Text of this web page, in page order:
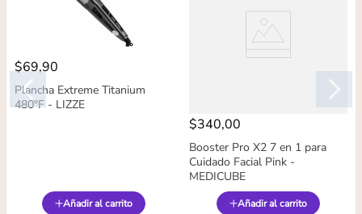
$69,90
Plancha Extreme Titanium
480°F - LIZZE
Añadir al carrito
$340,00
Booster Pro X2 7 en 1 para
Cuidado Facial Pink -
MEDICUBE
Añadir al carrito